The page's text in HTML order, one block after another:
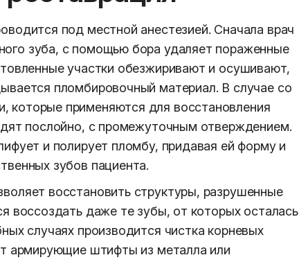
под местной анестезией. Сначала врач
зуба, с помощью бора удаляет пораженные
участки обезжиривают и осушивают,
пломбировочный материал. В случае со
которые применяются для восстановления
послойно, с промежуточным отверждением.
и полирует пломбу, придавая ей форму и
зубов пациента.
восстановить структуры, разрушенные
воссоздать даже те зубы, от которых осталась
случаях производится чистка корневых
армирующие штифты из металла или